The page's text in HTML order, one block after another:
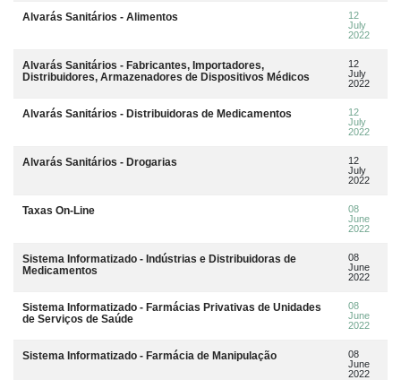
Alvarás Sanitários - Alimentos
12
July
2022
Alvarás Sanitários - Fabricantes, Importadores,
Distribuidores, Armazenadores de Dispositivos Médicos
12
July
2022
Alvarás Sanitários - Distribuidoras de Medicamentos
12
July
2022
Alvarás Sanitários - Drogarias
12
July
2022
Taxas On-Line
08
June
2022
Sistema Informatizado - Indústrias e Distribuidoras de
Medicamentos
08
June
2022
Sistema Informatizado - Farmácias Privativas de Unidades
de Serviços de Saúde
08
June
2022
Sistema Informatizado - Farmácia de Manipulação
08
June
2022